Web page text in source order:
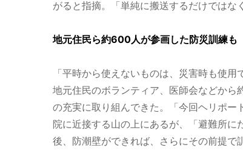
がると指摘。「単純に搬送するだけではな
地元住民ら約600人が参画した防災訓練も
「平時から使えないものは、災害時も使
地元住民のボランティア、医師会などか
の充実に取り組んできた。「今回ヘリポ
院に近接する山の上にあるが、「避難所
後、防潮壁ができれば、さらにその前提で